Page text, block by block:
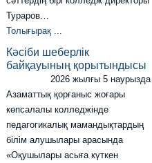
Тураров…
Толығырақ ...
Кәсіби шеберлік
байқауының қорытындысы
2026 жылғы 5 наурызда
Азаматтық қорғаныс жоғары
көпсалалы колледжінде
педагогикалық мамандықтардың
білім алушылары арасында
«Оқушылары асыға күткен